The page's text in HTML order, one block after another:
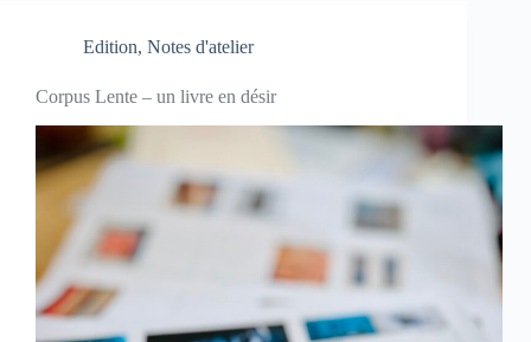
Edition, Notes d'atelier
Corpus Lente – un livre en désir